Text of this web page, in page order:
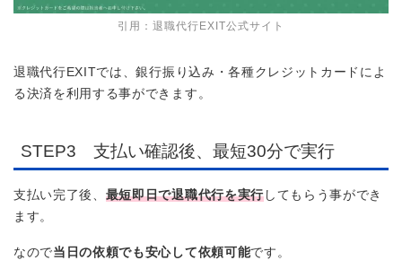
引用：退職代行EXIT公式サイト
退職代行EXITでは、銀行振り込み・各種クレジットカードによ
る決済を利用する事ができます。
STEP3 支払い確認後、最短30分で実行
支払い完了後、 最短即日で退職代行を実行してもらう事ができ
ます。
なので当日の依頼でも安心して依頼可能です。